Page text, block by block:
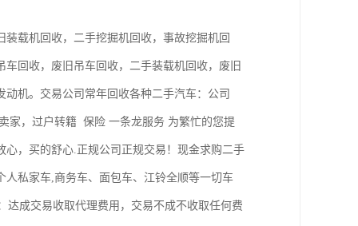
载机回收，二手挖掘机回收，事故挖掘机回
回收，废旧吊车回收，二手装载机回收，废旧
机。交易公司常年回收各种二手汽车：公司
家，过户转籍 保险 一条龙服务 为繁忙的您提
，买的舒心.正规公司正规交易！现金求购二手
私家车,商务车、面包车、江铃全顺等一切车
成交易收取代理费用，交易不成不收取任何费